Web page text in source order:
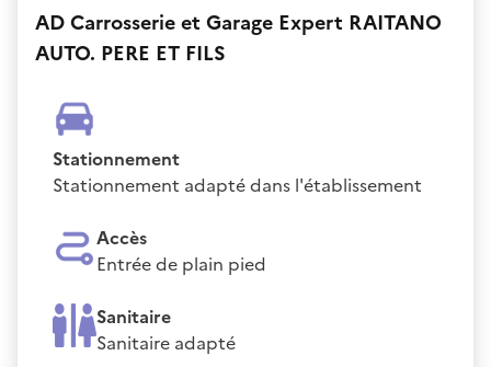
AD Carrosserie et Garage Expert RAITANO
AUTO. PERE ET FILS
Stationnement
Stationnement adapté dans l'établissement
Accès
Entrée de plain pied
Sanitaire
Sanitaire adapté